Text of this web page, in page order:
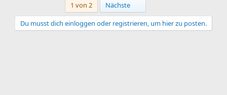
1 von 2 Nächste
Du musst dich einloggen oder registrieren, um hier zu posten.